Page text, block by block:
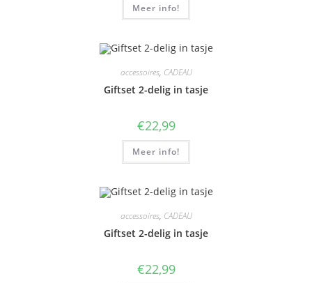
Meer info!
accessoires, CADEAU
Giftset 2-delig in tasje
€22,99
Meer info!
accessoires, CADEAU
Giftset 2-delig in tasje
€22,99